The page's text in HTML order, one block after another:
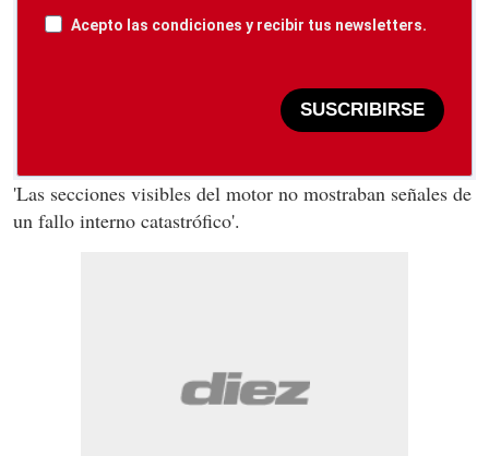
Acepto las condiciones y recibir tus newsletters.
SUSCRIBIRSE
'Las secciones visibles del motor no mostraban señales de
un fallo interno catastrófico'.